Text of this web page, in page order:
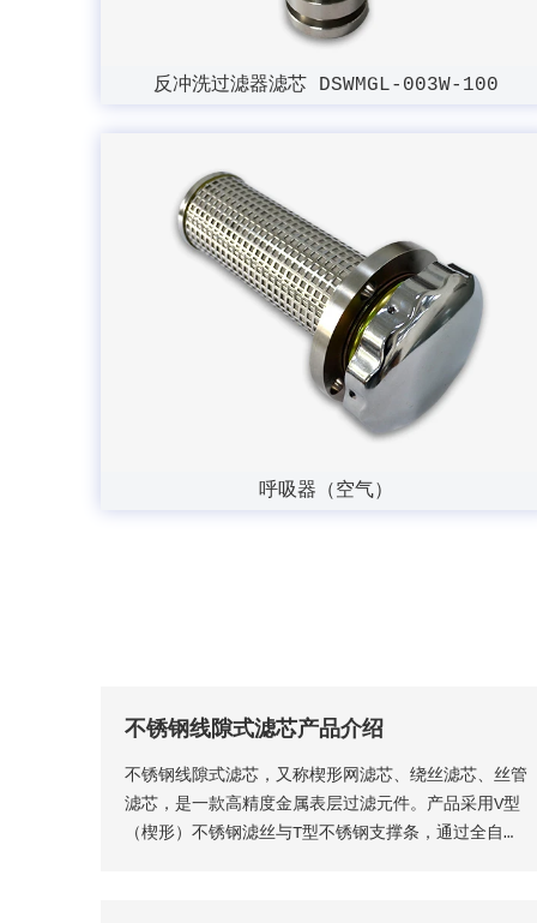
反冲洗过滤器滤芯 DSWMGL-003W-100
呼吸器（空气）
不锈钢线隙式滤芯产品介绍
不锈钢线隙式滤芯，又称楔形网滤芯、绕丝滤芯​、丝管
滤芯，是一款高精度金属表层过滤元件。产品采用V型
（楔形）不锈钢滤丝与T型不锈钢支撑条，通过全自动